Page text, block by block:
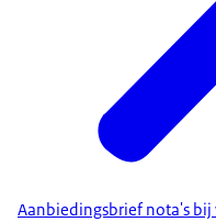
Aanbiedingsbrief nota's bij